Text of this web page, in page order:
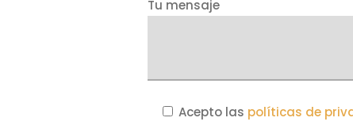
Tu mensaje
Acepto las políticas de